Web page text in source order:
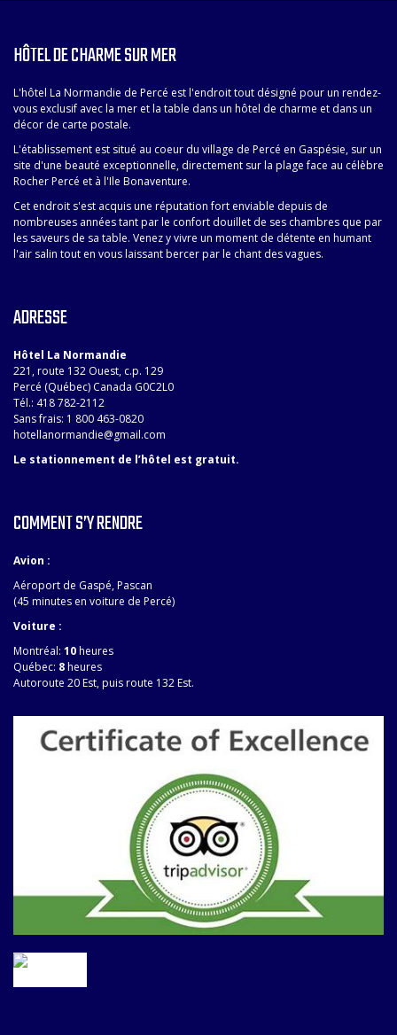
HÔTEL DE CHARME SUR MER
L'hôtel La Normandie de Percé est l'endroit tout désigné pour un rendez-
vous exclusif avec la mer et la table dans un hôtel de charme et dans un
décor de carte postale.
L'établissement est situé au coeur du village de Percé en Gaspésie, sur un
site d'une beauté exceptionnelle, directement sur la plage face au célèbre
Rocher Percé et à l'Ile Bonaventure.
Cet endroit s'est acquis une réputation fort enviable depuis de
nombreuses années tant par le confort douillet de ses chambres que par
les saveurs de sa table. Venez y vivre un moment de détente en humant
l'air salin tout en vous laissant bercer par le chant des vagues.
ADRESSE
Hôtel La Normandie
221, route 132 Ouest, c.p. 129
Percé (Québec) Canada G0C2L0
Tél.: 418 782-2112
Sans frais: 1 800 463-0820
hotellanormandie@gmail.com
Le stationnement de l’hôtel est gratuit.
COMMENT S’Y RENDRE
Avion :
Aéroport de Gaspé, Pascan
(45 minutes en voiture de Percé)
Voiture :
Montréal: 10 heures
Québec: 8 heures
Autoroute 20 Est, puis route 132 Est.